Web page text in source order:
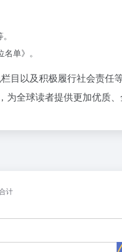
单》。
目以及积极履行社会责任
全球读者提供更加优质、